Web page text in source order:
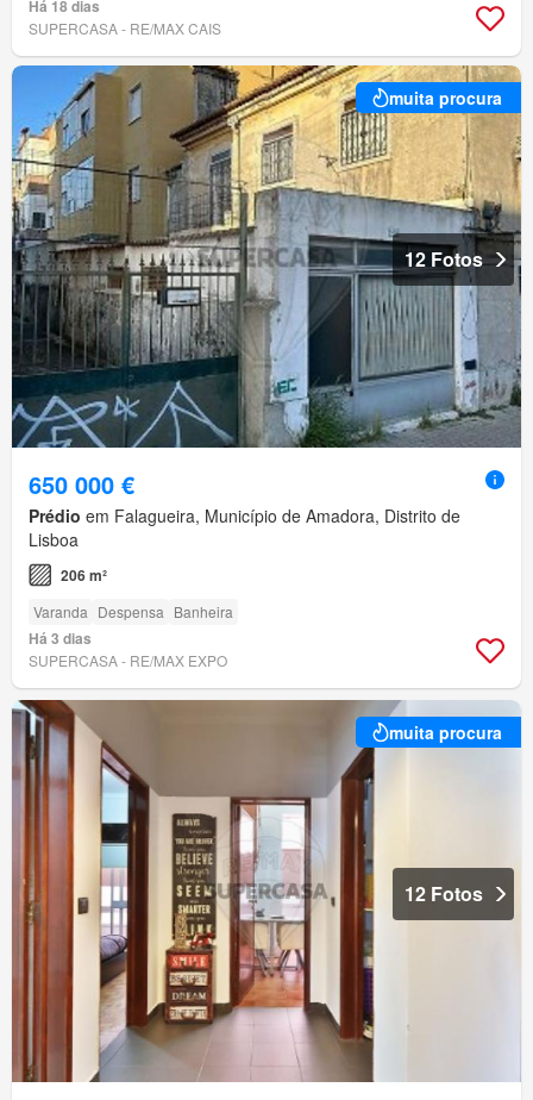
Há 18 dias
SUPERCASA - RE/MAX CAIS
muita procura
12 Fotos
650 000 €
Prédio em Falagueira, Município de Amadora, Distrito de
Lisboa
206 m²
Varanda Despensa Banheira
Há 3 dias
SUPERCASA - RE/MAX EXPO
muita procura
12 Fotos